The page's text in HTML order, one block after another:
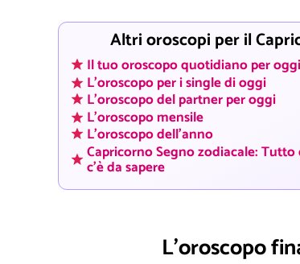
Altri oroscopi per il
Il tuo oroscopo quotidiano per oggi
L'oroscopo per i single di oggi
L'oroscopo del partner per oggi
L'oroscopo mensile
L'oroscopo dell'anno
Capricorno Segno zodiacale:
c'è da sapere
L'oroscopo